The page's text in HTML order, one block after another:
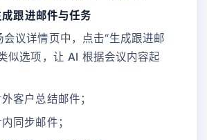
跟进邮件与任务
会议详情页中，点击“生成跟进邮
似选项，让 AI 根据会议内容起
客户总结邮件；
同步邮件；